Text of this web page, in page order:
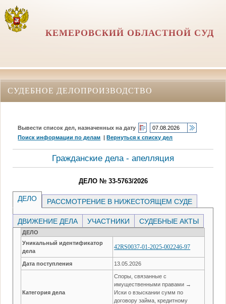
КЕМЕРОВСКИЙ ОБЛАСТНОЙ СУД
СУДЕБНОЕ ДЕЛОПРОИЗВОДСТВО
Вывести список дел, назначенных на дату
Поиск информации по делам |Вернуться к списку дел
Гражданские дела - апелляция
ДЕЛО № 33-5763/2026
ДЕЛО РАССМОТРЕНИЕ В НИЖЕСТОЯЩЕМ СУДЕ
ДВИЖЕНИЕ ДЕЛА УЧАСТНИКИ СУДЕБНЫЕ АКТЫ
ДЕЛО
Уникальный идентификатор
дела
42RS0037-01-2025-002246-97
Дата поступления 13.05.2026
Категория дела
Споры, связанные с
имущественными правами →
Иски о взыскании сумм по
договору займа, кредитному